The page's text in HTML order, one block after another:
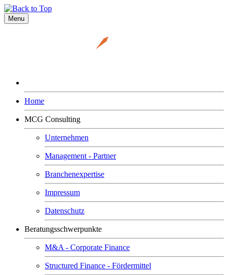
Menu
Home
MCG Consulting
Unternehmen
Management - Partner
Branchenexpertise
Impressum
Datenschutz
Beratungsschwerpunkte
M&A - Corporate Finance
Structured Finance - Fördermittel